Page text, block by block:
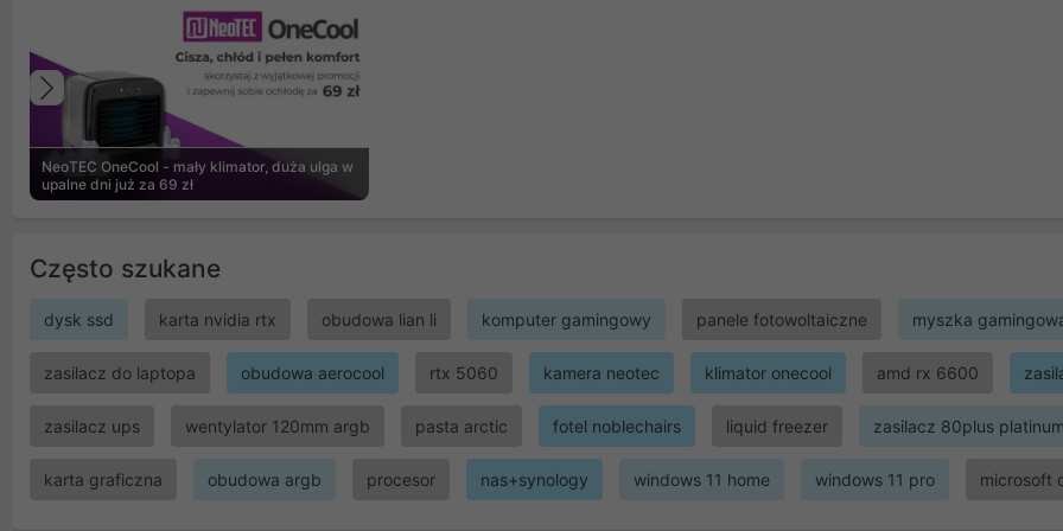
NeoTEC OneCool - mały klimator, duża ulga w
upalne dni już za 69 zł
Poprzedni
Często szukane
dysk ssd karta nvidia rtx obudowa lian li komputer gamingowy panele fotowoltaiczne myszka
zasilacz do laptopa obudowa aerocool rtx 5060 kamera neotec klimator onecool amd rx 6600
zasilacz ups wentylator 120mm argb pasta arctic fotel noblechairs liquid freezer zasilacz 80plus platinum
karta graficzna obudowa argb procesor nas+synology windows 11 home windows 11 pro microsoft